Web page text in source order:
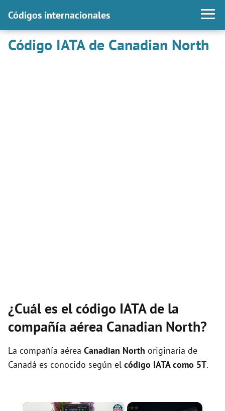
Códigos internacionales
Código IATA de Canadian North
¿Cuál es el código IATA de la
compañía aérea Canadian North?
La compañía aérea Canadian North originaria de
Canadá es conocido según el código IATA como 5T.
×